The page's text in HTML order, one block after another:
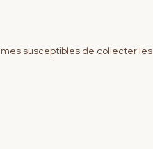
susceptibles de collecter les